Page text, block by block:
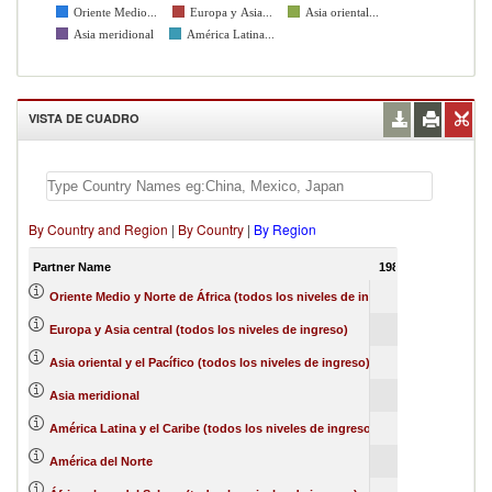
Oriente Medio... Europa y Asia...
Asia oriental...
Asia meridional
América Latina...
VISTA DE CUADRO
By Country and Region | By Country | By Region
Partner Name 1988
Oriente Medio y Norte de África (todos los niveles de ingreso)
Europa y Asia central (todos los niveles de ingreso)
Asia oriental y el Pacífico (todos los niveles de ingreso)
Asia meridional
América Latina y el Caribe (todos los niveles de ingreso)
América del Norte